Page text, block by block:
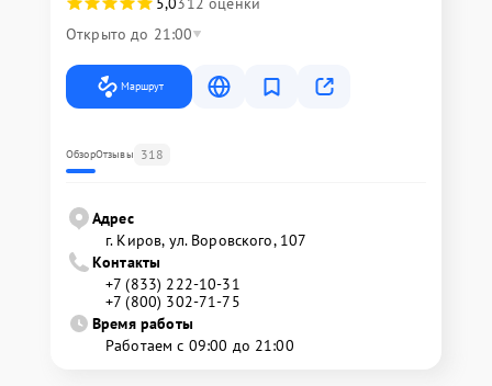
Открыто до 21:00
Маршрут
ОбзорОтзывы 318
Адрес
г. Киров, ул. Воровского, 107
Контакты
+7 (833) 222-10-31
+7 (800) 302-71-75
Время работы
Работаем с 09:00 до 21:00